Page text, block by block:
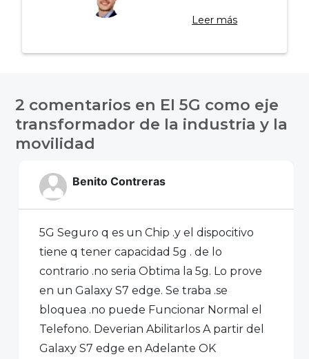
Leer más
de
entradas
2 comentarios en El 5G como eje
transformador de la industria y la
movilidad
Benito Contreras
5G Seguro q es un Chip .y el dispocitivo
tiene q tener capacidad 5g . de lo
contrario .no seria Obtima la 5g. Lo prove
en un Galaxy S7 edge. Se traba .se
bloquea .no puede Funcionar Normal el
Telefono. Deverian Abilitarlos A partir del
Galaxy S7 edge en Adelante OK